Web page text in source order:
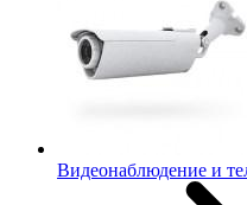
Видеонаблюдение и